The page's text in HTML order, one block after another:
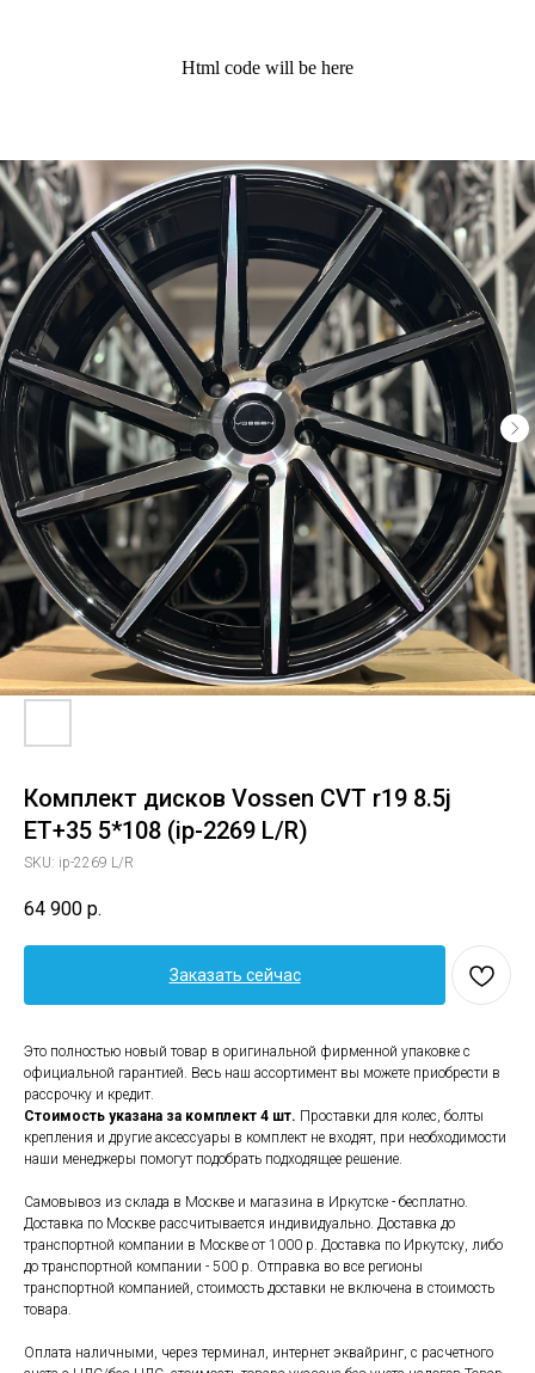
Html code will be here
Комплект дисков Vossen CVT r19 8.5j
ET+35 5*108 (ip-2269 L/R)
SKU: ip-2269 L/R
64 900 р.
Заказать сейчас
Это полностью новый товар в оригинальной фирменной упаковке с
официальной гарантией. Весь наш ассортимент вы можете приобрести в
рассрочку и кредит.
Стоимость указана за комплект 4 шт. Проставки для колес, болты
крепления и другие аксессуары в комплект не входят, при необходимости
наши менеджеры помогут подобрать подходящее решение.
Самовывоз из склада в Москве и магазина в Иркутске - бесплатно.
Доставка по Москве рассчитывается индивидуально. Доставка до
транспортной компании в Москве от 1000 р. Доставка по Иркутску, либо
до транспортной компании - 500 р. Отправка во все регионы
транспортной компанией, стоимость доставки не включена в стоимость
товара.
Оплата наличными, через терминал, интернет эквайринг, с расчетного